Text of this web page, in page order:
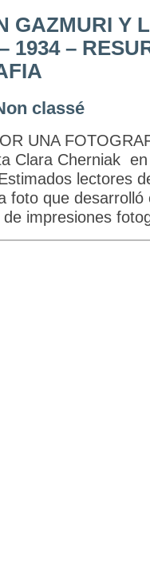
GAZMURI Y
1934 –
classé
UNA
Clara Cherniak
lectores
foto que
impresiones